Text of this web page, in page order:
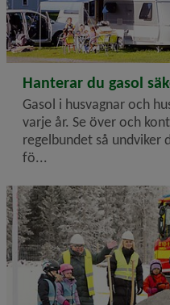
2026-06-27
Hanterar du gasol
Gasol i husvagnar och
varje år. Se över och
regelbundet så undviker
fö...
Barn från förskolorna Bergatrollet